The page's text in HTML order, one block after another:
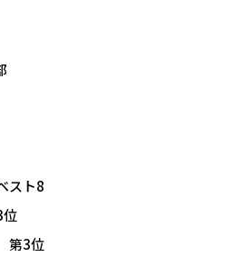
スト8
第3位